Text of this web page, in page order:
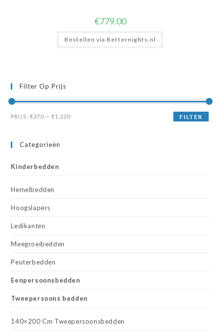
€779.00
Bestellen via Betternights.nl
Filter Op Prijs
Min.
Max.
FILTER
PRIJS:€370 —€1,220
Categorieën
Kinderbedden
Hemelbedden
Hoogslapers
Ledikanten
Meegroeibedden
Peuterbedden
Eenpersoonsbedden
Tweepersoons bedden
140×200 Cm Tweepersoonsbedden